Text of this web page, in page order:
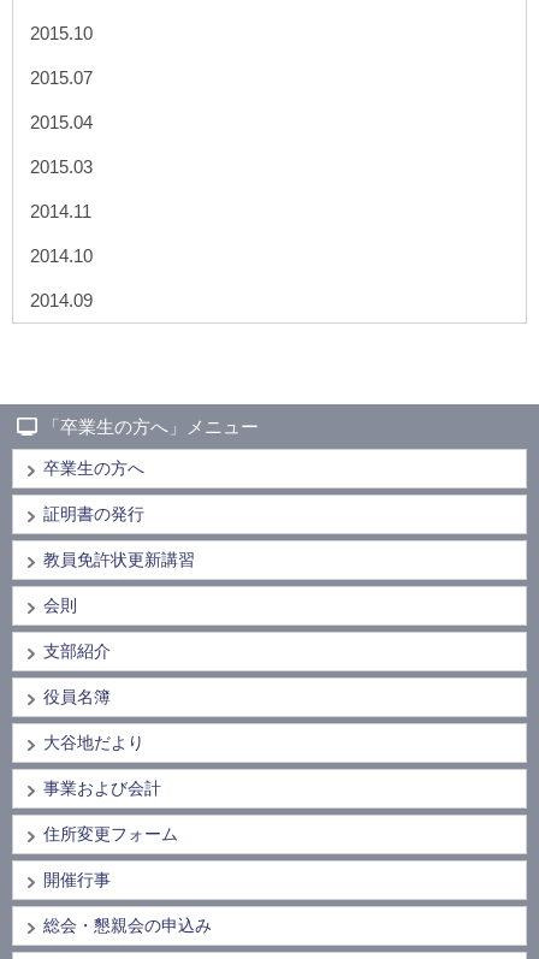
2015.10
2015.07
2015.04
2015.03
2014.11
2014.10
2014.09
「卒業生の方へ」メニュー
卒業生の方へ
証明書の発行
教員免許状更新講習
会則
支部紹介
役員名簿
大谷地だより
事業および会計
住所変更フォーム
開催行事
総会・懇親会の申込み